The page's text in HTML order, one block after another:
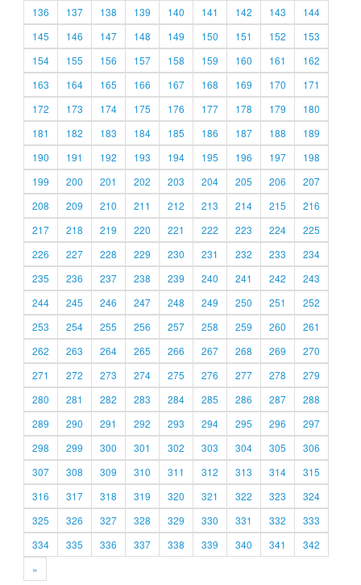
136
137 138 139 140 141 142 143
144
145
146 147 148 149 150 151 152
153
154
155 156 157 158 159 160 161
162
163
164 165 166 167 168 169 170
171
172
173 174 175 176 177 178 179
180
181
182 183 184 185 186 187 188
189
190
191 192 193 194 195 196 197
198
199
200 201 202 203 204 205 206
207
208
209 210 211 212 213 214 215
216
217
218 219 220 221 222 223 224
225
226
227 228 229 230 231 232 233
234
235
236 237 238 239 240 241 242
243
244
245 246 247 248 249 250 251
252
253
254 255 256 257 258 259 260
261
262
263 264 265 266 267 268 269
270
271
272 273 274 275 276 277 278
279
280
281 282 283 284 285 286 287
288
289
290 291 292 293 294 295 296
297
298
299 300 301 302 303 304 305
306
307
308 309 310 311 312 313 314
315
316
317 318 319 320 321 322 323
324
325
326 327 328 329 330 331 332
333
334
335 336 337 338 339 340 341
342
»